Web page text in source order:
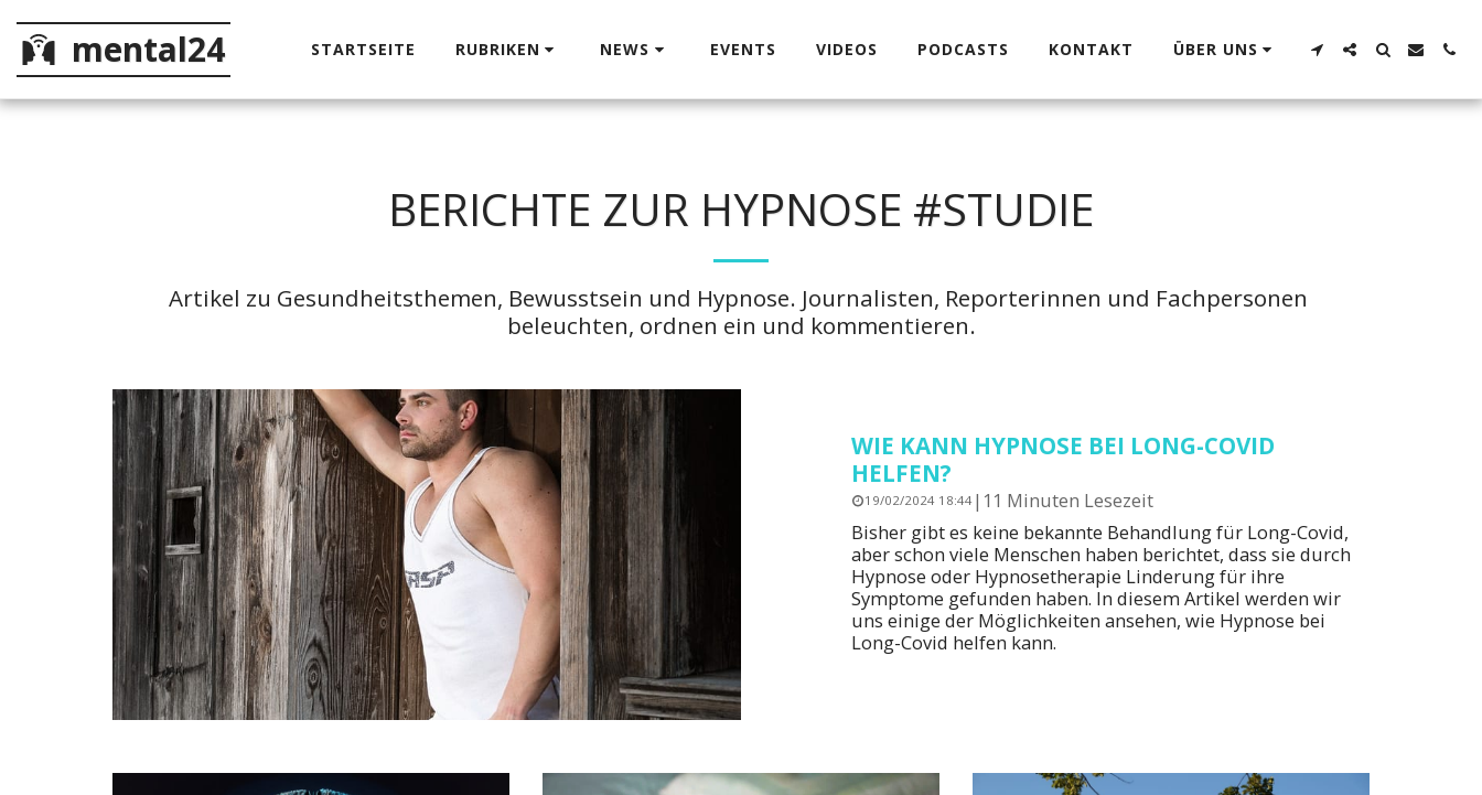
mental24 STARTSEITE RUBRIKEN NEWS EVENTS VIDEOS PODCASTS KONTAKT ÜBER UNS
BERICHTE ZUR HYPNOSE #STUDIE
Artikel zu Gesundheitsthemen, Bewusstsein und Hypnose. Journalisten, Reporterinnen und Fachpersonen
beleuchten, ordnen ein und kommentieren.
WIE KANN HYPNOSE BEI LONG-COVID
HELFEN?
19/02/2024 18:44| 11 Minuten Lesezeit
Bisher gibt es keine bekannte Behandlung für Long-Covid,
aber schon viele Menschen haben berichtet, dass sie durch
Hypnose oder Hypnosetherapie Linderung für ihre
Symptome gefunden haben. In diesem Artikel werden wir
uns einige der Möglichkeiten ansehen, wie Hypnose bei
Long-Covid helfen kann.